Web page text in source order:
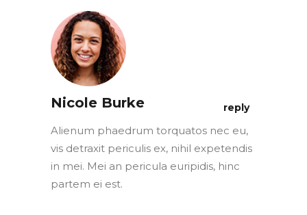
Nicole Burke reply
Alienum phaedrum torquatos nec eu,
vis detraxit periculis ex, nihil expetendis
in mei. Mei an pericula euripidis, hinc
partem ei est.